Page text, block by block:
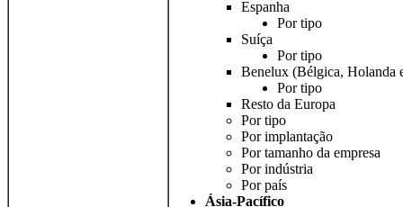
Espanha
Por tipo
Suíça
Por tipo
Benelux (Bélgica, Holanda
Por tipo
Resto da Europa
Por tipo
Por implantação
Por tamanho da empresa
Por indústria
Por país
Ásia-Pacífico